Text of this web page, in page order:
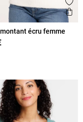
écru femme